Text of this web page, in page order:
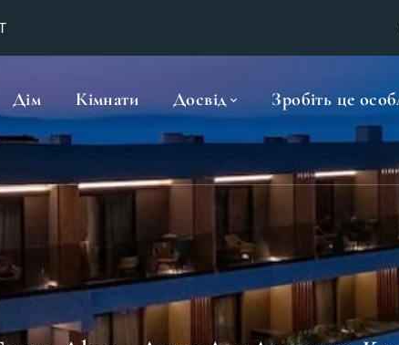
Дім Кімнати Досвід Зробіть це